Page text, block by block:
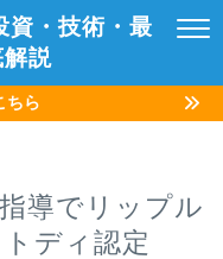
資・技術・最
説
ちら
導でリップル
ディ認定